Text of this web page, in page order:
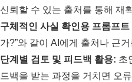
신뢰할 수 있는 출처를 통해 재
구체적인 사실 확인용 프롬프트
가?”와 같이 AI에게 출처나 근
단계별 검토 및 피드백 활용: 초
드백을 받는 과정을 거치면 오